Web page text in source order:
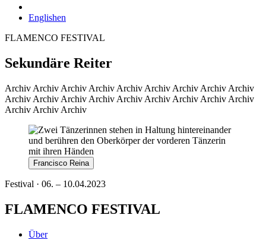
Englishen
FLAMENCO FESTIVAL
Sekundäre Reiter
Archiv Archiv Archiv Archiv Archiv Archiv Archiv Archiv Archiv
Archiv Archiv Archiv Archiv Archiv Archiv Archiv Archiv Archiv
Archiv Archiv Archiv
Francisco Reina
Festival · 06. – 10.04.2023
FLAMENCO FESTIVAL
Über